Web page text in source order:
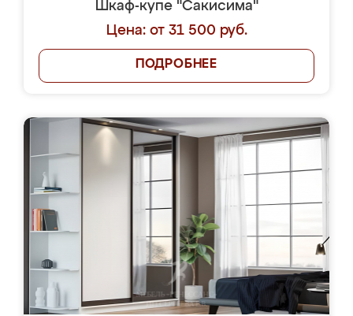
Шкаф-купе "Сакисима"
Цена: от 31 500 руб.
ПОДРОБНЕЕ